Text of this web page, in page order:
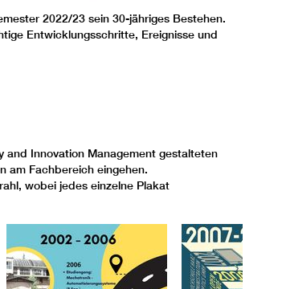
2022/23 sein 30-jähriges Bestehen.
Entwicklungsschritte, Ereignisse und
and Innovation Management gestalteten
am Fachbereich eingehen.
wobei jedes einzelne Plakat